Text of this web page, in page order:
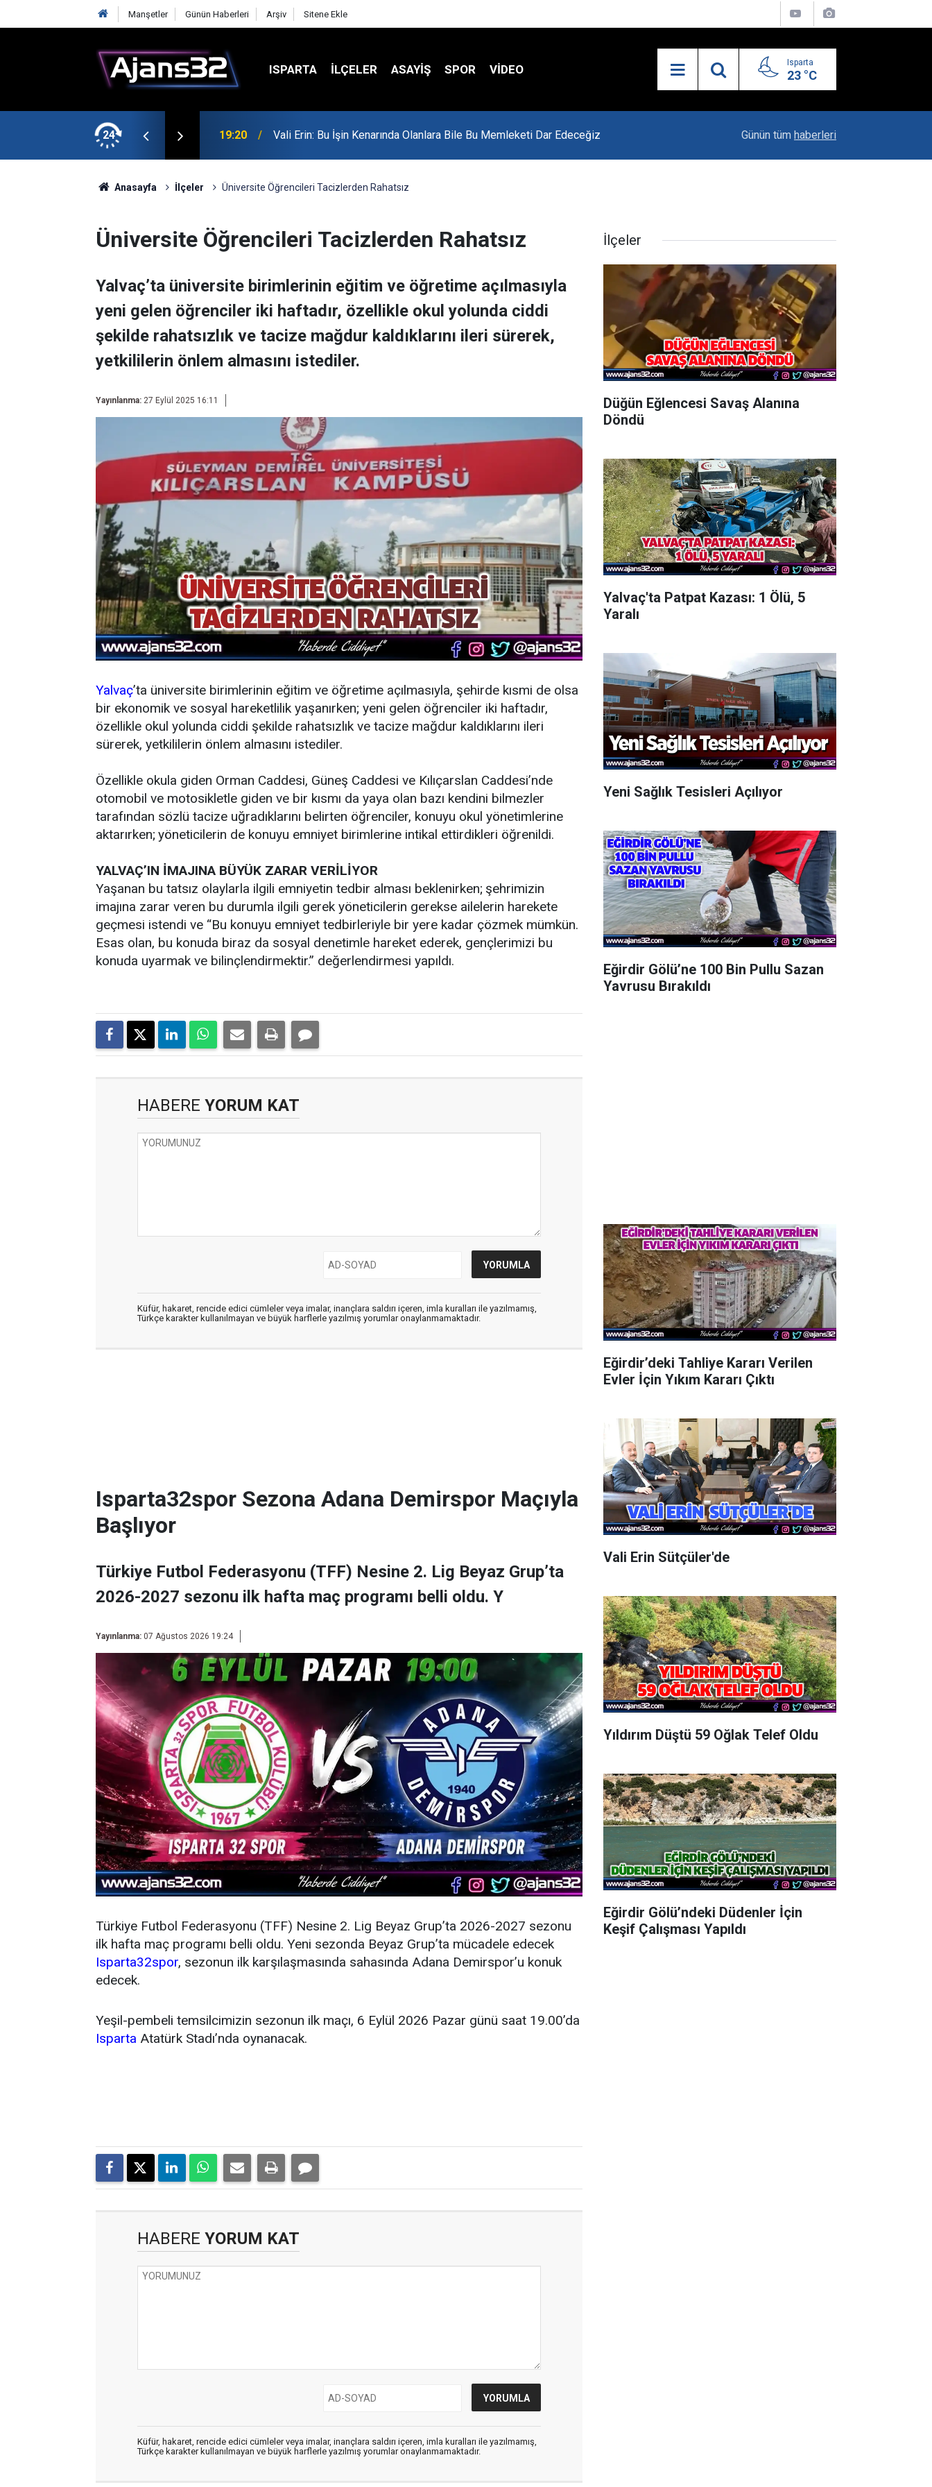
Manşetler Günün Haberleri Arşiv Sitene Ekle
ISPARTA İLÇELER ASAYİŞ SPOR VIDEO Isparta
23 °C
24 19:20 Vali Erin: Bu İşin Kenarında Olanlara Bile Bu Memleketi Dar Edeceğiz Esnafa Yüzde 7,5’e Varan Akaryakıt İndirimi
Günün tüm haberleri
Anasayfa İlçeler Üniversite Öğrencileri Tacizlerden Rahatsız
Üniversite Öğrencileri Tacizlerden Rahatsız
Yalvaç’ta üniversite birimlerinin eğitim ve öğretime açılmasıyla
yeni gelen öğrenciler iki haftadır, özellikle okul yolunda ciddi
şekilde rahatsızlık ve tacize mağdur kaldıklarını ileri sürerek,
yetkililerin önlem almasını istediler.
Yayınlanma: 27 Eylül 2025 16:11
Yalvaç’ta üniversite birimlerinin eğitim ve öğretime açılmasıyla, şehirde kısmi de olsa
bir ekonomik ve sosyal hareketlilik yaşanırken; yeni gelen öğrenciler iki haftadır,
özellikle okul yolunda ciddi şekilde rahatsızlık ve tacize mağdur kaldıklarını ileri
sürerek, yetkililerin önlem almasını istediler.
Özellikle okula giden Orman Caddesi, Güneş Caddesi ve Kılıçarslan Caddesi’nde
otomobil ve motosikletle giden ve bir kısmı da yaya olan bazı kendini bilmezler
tarafından sözlü tacize uğradıklarını belirten öğrenciler, konuyu okul yönetimlerine
aktarırken; yöneticilerin de konuyu emniyet birimlerine intikal ettirdikleri öğrenildi.
YALVAÇ’IN İMAJINA BÜYÜK ZARAR VERİLİYOR
Yaşanan bu tatsız olaylarla ilgili emniyetin tedbir alması beklenirken; şehrimizin
imajına zarar veren bu durumla ilgili gerek yöneticilerin gerekse ailelerin harekete
geçmesi istendi ve “Bu konuyu emniyet tedbirleriyle bir yere kadar çözmek mümkün.
Esas olan, bu konuda biraz da sosyal denetimle hareket ederek, gençlerimizi bu
konuda uyarmak ve bilinçlendirmektir.” değerlendirmesi yapıldı.
HABERE YORUM KAT
Küfür, hakaret, rencide edici cümleler veya imalar, inançlara saldırı içeren, imla kuralları ile yazılmamış,
Türkçe karakter kullanılmayan ve büyük harflerle yazılmış yorumlar onaylanmamaktadır.
Isparta32spor Sezona Adana Demirspor Maçıyla
Başlıyor
Türkiye Futbol Federasyonu (TFF) Nesine 2. Lig Beyaz Grup’ta
2026-2027 sezonu ilk hafta maç programı belli oldu. Y
Yayınlanma: 07 Ağustos 2026 19:24
Türkiye Futbol Federasyonu (TFF) Nesine 2. Lig Beyaz Grup’ta 2026-2027 sezonu
ilk hafta maç programı belli oldu. Yeni sezonda Beyaz Grup’ta mücadele edecek
Isparta32spor, sezonun ilk karşılaşmasında sahasında Adana Demirspor’u konuk
edecek.
Yeşil-pembeli temsilcimizin sezonun ilk maçı, 6 Eylül 2026 Pazar günü saat 19.00’da
Isparta Atatürk Stadı’nda oynanacak.
HABERE YORUM KAT
Küfür, hakaret, rencide edici cümleler veya imalar, inançlara saldırı içeren, imla kuralları ile yazılmamış,
Türkçe karakter kullanılmayan ve büyük harflerle yazılmış yorumlar onaylanmamaktadır.
İlçeler
Düğün Eğlencesi Savaş Alanına
Döndü
Yalvaç'ta Patpat Kazası: 1 Ölü, 5
Yaralı
Yeni Sağlık Tesisleri Açılıyor
Eğirdir Gölü’ne 100 Bin Pullu Sazan
Yavrusu Bırakıldı
Eğirdir’deki Tahliye Kararı Verilen
Evler İçin Yıkım Kararı Çıktı
Vali Erin Sütçüler'de
Yıldırım Düştü 59 Oğlak Telef Oldu
Eğirdir Gölü’ndeki Düdenler İçin
Keşif Çalışması Yapıldı